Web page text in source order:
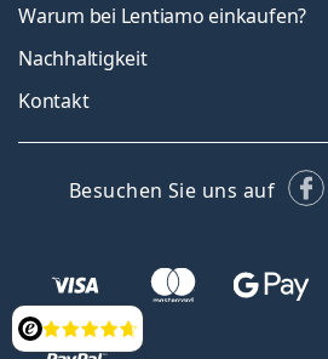
Bewertung
Warum bei Lentiamo einkaufen?
Nachhaltigkeit
Kontakt
Besuchen Sie uns auf